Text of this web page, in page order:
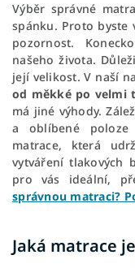
Výběr správné
spánku. Proto byste
pozornost.
našeho života.
její velikost. V naší
od měkké po velmi
má jiné výhody.
a oblíbené
matrace, která
vytváření tlakových
pro vás ideální,
správnou matraci?
Jaká matrace